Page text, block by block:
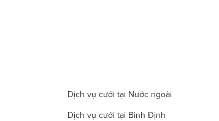
Dịch vụ cưới tại Nước ngoài
Dịch vụ cưới tại Bình Định